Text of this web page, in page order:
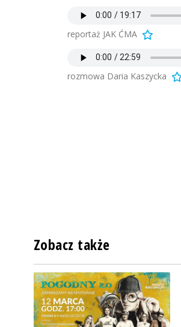
reportaż JAK ĆMA
rozmowa Daria Kaszycka
Zobacz także